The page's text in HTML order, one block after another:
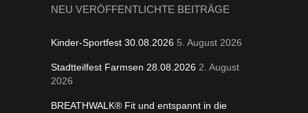
NEU VERÖFFENTLICHTE BEITRÄGE
Kinder-Sportfest 30.08.2026 5. August 2026
Stadtteilfest Farmsen 28.08.2026 2. August
2026
BREATHWALK® Fit und entspannt in die